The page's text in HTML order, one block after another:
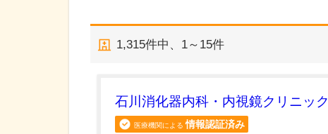
1,315件中、 1～15件
石川消化器内科・内視鏡クリニック
医療機関による 情報認証済み